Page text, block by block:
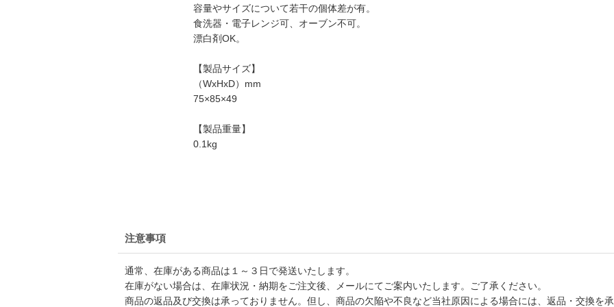
容量やサイズについて若干の個体差が有。
食洗器・電子レンジ可、オーブン不可。
漂白剤OK。
【製品サイズ】
（WxHxD）mm
75×85×49
【製品重量】
0.1kg
注意事項
通常、在庫がある商品は１～３日で発送いたします。
在庫がない場合は、在庫状況・納期をご注文後、メールにてご案内いたします。ご了承ください。
商品の返品及び交換は承っておりません。但し、商品の欠陥や不良など当社原因による場合には、返品・交換を